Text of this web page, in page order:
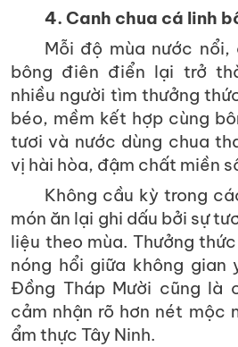
4. Canh chua cá linh
Mỗi độ mùa nước
bông điên điển lại trở
nhiều người tìm thưởng
béo, mềm kết hợp cùng
tươi và nước dùng chua
vị hài hòa, đậm chất miền
Không cầu kỳ trong
món ăn lại ghi dấu bởi sự
liệu theo mùa. Thưởng
nóng hổi giữa không gian
Đồng Tháp Mười cũng là
cảm nhận rõ hơn nét mộc
ẩm thực Tây Ninh.